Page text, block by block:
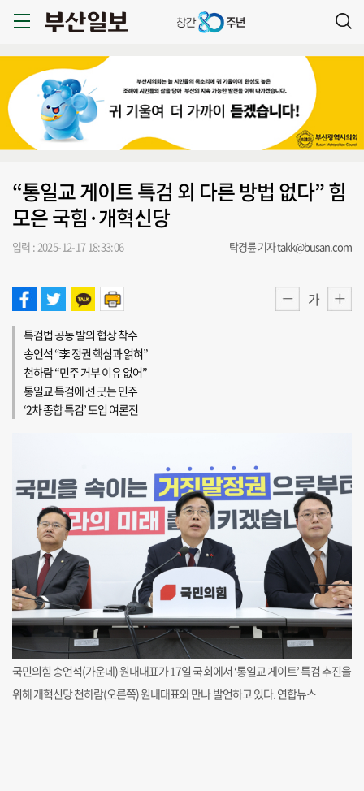
“통일교 게이트 특검 외 다른 방법 없다” 힘
모은 국힘·개혁신당
입력 : 2025-12-17 18:33:06 탁경륜 기자 takk@busan.com
가
특검법 공동 발의 협상 착수
송언석 “李 정권 핵심과 얽혀”
천하람 “민주 거부 이유 없어”
통일교 특검에 선 긋는 민주
‘2차 종합 특검’ 도입 여론전
국민의힘 송언석(가운데) 원내대표가 17일 국회에서 ‘통일교 게이트’ 특검 추진을
위해 개혁신당 천하람(오른쪽) 원내대표와 만나 발언하고 있다. 연합뉴스